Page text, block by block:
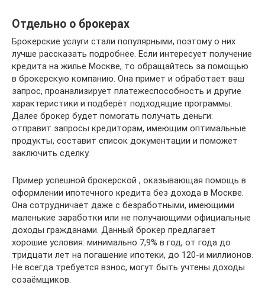
Отдельно о брокерах
Брокерские услуги стали популярными, поэтому о них
лучше рассказать подробнее. Если интересует получение
кредита на жильё Москве, то обращайтесь за помощью
в брокерскую компанию. Она примет и обработает ваш
запрос, проанализирует платежеспособность и другие
характеристики и подберёт подходящие программы.
Далее брокер будет помогать получать деньги:
отправит запросы кредиторам, имеющим оптимальные
продукты, составит список документации и поможет
заключить сделку.
Пример успешной брокерской , оказывающая помощь в
оформлении ипотечного кредита без дохода в Москве.
Она сотрудничает даже с безработными, имеющими
маленькие заработки или не получающими официальные
доходы гражданами. Данный брокер предлагает
хорошие условия: минимально 7,9% в год, от года до
тридцати лет на погашение ипотеки, до 120-и миллионов.
Не всегда требуется взнос, могут быть учтены доходы
созаёмщиков.